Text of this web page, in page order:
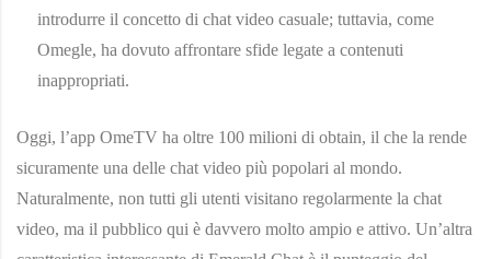
introdurre il concetto di chat video casuale; tuttavia, come
Omegle, ha dovuto affrontare sfide legate a contenuti
inappropriati.
Oggi, l’app OmeTV ha oltre 100 milioni di obtain, il che la rende
sicuramente una delle chat video più popolari al mondo.
Naturalmente, non tutti gli utenti visitano regolarmente la chat
video, ma il pubblico qui è davvero molto ampio e attivo. Un’altra